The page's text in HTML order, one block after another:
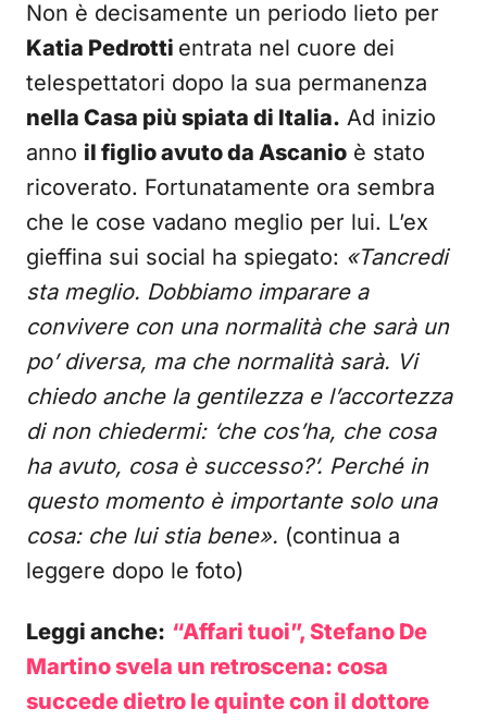
Non è decisamente un periodo lieto per
Katia Pedrotti entrata nel cuore dei
telespettatori dopo la sua permanenza
nella Casa più spiata di Italia. Ad inizio
anno il figlio avuto da Ascanio è stato
ricoverato. Fortunatamente ora sembra
che le cose vadano meglio per lui. L’ex
gieffina sui social ha spiegato: «Tancredi
sta meglio. Dobbiamo imparare a
convivere con una normalità che sarà un
po’ diversa, ma che normalità sarà. Vi
chiedo anche la gentilezza e l’accortezza
di non chiedermi: ‘che cos’ha, che cosa
ha avuto, cosa è successo?’. Perché in
questo momento è importante solo una
cosa: che lui stia bene». (continua a
leggere dopo le foto)
Leggi anche: “Affari tuoi”, Stefano De
Martino svela un retroscena: cosa
succede dietro le quinte con il dottore